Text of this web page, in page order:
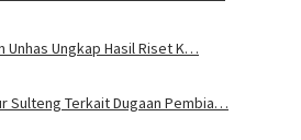
Unhas Ungkap Hasil Riset K…
Sulteng Terkait Dugaan Pembia…